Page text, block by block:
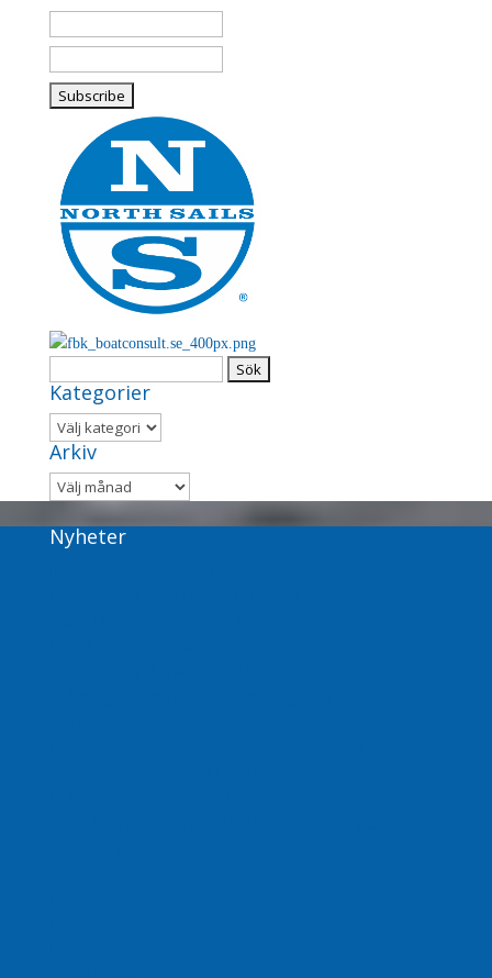
Sök
Kategorier
Kategorier
Arkiv
Arkiv
Nyheter
Näset Runt 2026-08-15